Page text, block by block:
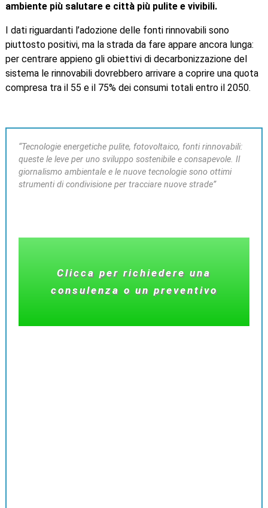
ambiente più salutare e città più pulite e vivibili.
I dati riguardanti l’adozione delle fonti rinnovabili sono
piuttosto positivi, ma la strada da fare appare ancora lunga:
per centrare appieno gli obiettivi di decarbonizzazione del
sistema le rinnovabili dovrebbero arrivare a coprire una quota
compresa tra il 55 e il 75% dei consumi totali entro il 2050.
“Tecnologie energetiche pulite, fotovoltaico, fonti rinnovabili:
queste le leve per uno sviluppo sostenibile e consapevole. Il
giornalismo ambientale e le nuove tecnologie sono ottimi
strumenti di condivisione per tracciare nuove strade”
Clicca per richiedere una
consulenza o un preventivo